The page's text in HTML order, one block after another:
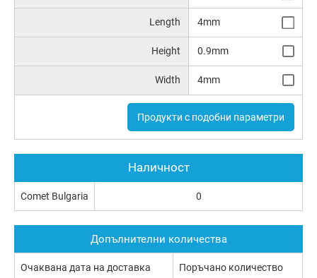
Length 4mm
Height 0.9mm
Width 4mm
Продукти с подобни параметри
Наличност
Comet Bulgaria 0
Допълнителни количества
Очаквана дата на доставка Поръчано количество